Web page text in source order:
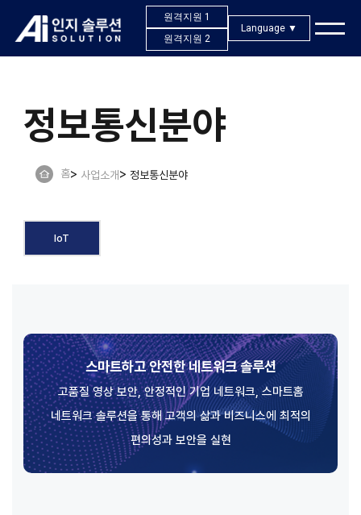
원격지원 1
원격지원 2
Language ▼
정보통신분야
홈 사업소개 정보통신분야
IoT
스마트하고 안전한 네트워크 솔루션
고품질 영상 보안, 안정적인 기업 네트워크, 스마트홈
네트워크 솔루션을 통해 고객의 삶과 비즈니스에 최적의
편의성과 보안을 실현